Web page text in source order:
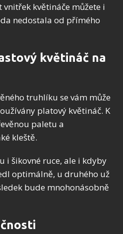
vnitřek květináče můžete i
nedostala od přímého
květináč na
truhlíku se vám může
platový květináč. K
paletu a
kleště.
i šikovné ruce, ale i kdyby
optimálně, u druhého už
bude mnohonásobně